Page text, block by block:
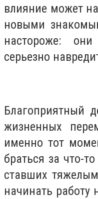
влияние может
новыми
настороже:
серьезно
Благоприятный
жизненных
именно тот
браться за что-
ставших тяжелым
начинать